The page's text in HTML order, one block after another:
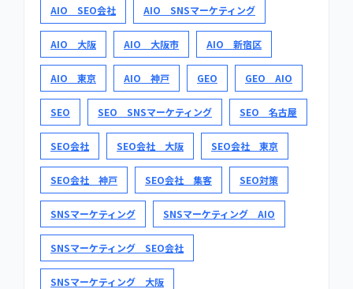
AIO SEO会社 AIO SNSマーケティング
AIO 大阪 AIO 大阪市 AIO 新宿区
AIO 東京 AIO 神戸 GEO GEO AIO
SEO SEO SNSマーケティング SEO 名古屋
SEO会社 SEO会社 大阪 SEO会社 東京
SEO会社 神戸 SEO会社 集客 SEO対策
SNSマーケティング SNSマーケティング AIO
SNSマーケティング SEO会社
SNSマーケティング 大阪